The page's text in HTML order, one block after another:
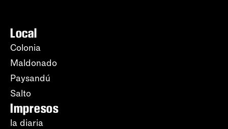
Local
Colonia
Maldonado
Paysandú
Salto
Impresos
la diaria